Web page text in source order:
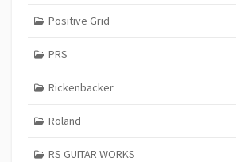
Positive Grid
PRS
Rickenbacker
Roland
RS GUITAR WORKS